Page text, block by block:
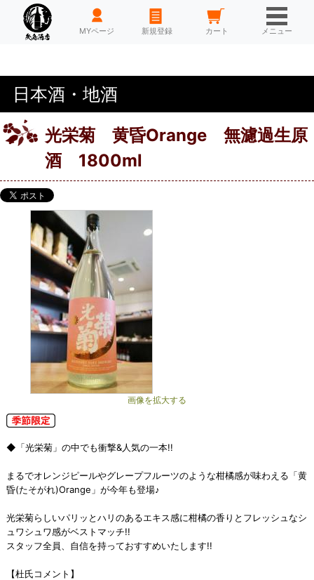
HOME MYページ 新規登録 カート メニュー
日本酒・地酒
光栄菊 黄昏Orange 無濾過生原
酒 1800ml
画像を拡大する
◆「光栄菊」の中でも衝撃&人気の一本!!
まるでオレンジピールやグレープフルーツのような柑橘感が味わえる「黄
昏(たそがれ)Orange」が今年も登場♪
光栄菊らしいパリッとハリのあるエキス感に柑橘の香りとフレッシュなシ
ュワシュワ感がベストマッチ!!
スタッフ全員、自信を持っておすすめいたします!!
【杜氏コメント】